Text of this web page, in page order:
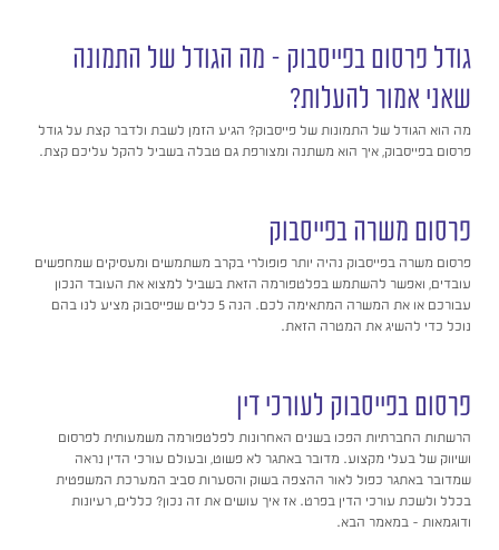
גודל פרסום בפייסבוק – מה הגודל של התמונה
שאני אמור להעלות?
מה הוא הגודל של התמונות של פייסבוק? הגיע הזמן לשבת ולדבר קצת על גודל
פרסום בפייסבוק, איך הוא משתנה ומצורפת גם טבלה בשביל להקל עליכם קצת.
פרסום משרה בפייסבוק
פרסום משרה בפייסבוק נהיה יותר פופולרי בקרב משתמשים ומעסיקים שמחפשים
עובדים, ואפשר להשתמש בפלטפורמה הזאת בשביל למצוא את העובד הנכון
עבורכם או את המשרה המתאימה לכם. הנה 5 כלים שפייסבוק מציע לנו בהם
נוכל כדי להשיג את המטרה הזאת.
פרסום בפייסבוק לעורכי דין
הרשתות החברתיות הפכו בשנים האחרונות לפלטפורמה משמעותית לפרסום
ושיווק של בעלי מקצוע. מדובר באתגר לא פשוט, ובעולם עורכי הדין נראה
שמדובר באתגר כפול לאור ההצפה בשוק והסערות סביב המערכת המשפטית
בכלל ולשכת עורכי הדין בפרט. אז איך עושים את זה נכון? כללים, רעיונות
ודוגמאות – במאמר הבא.